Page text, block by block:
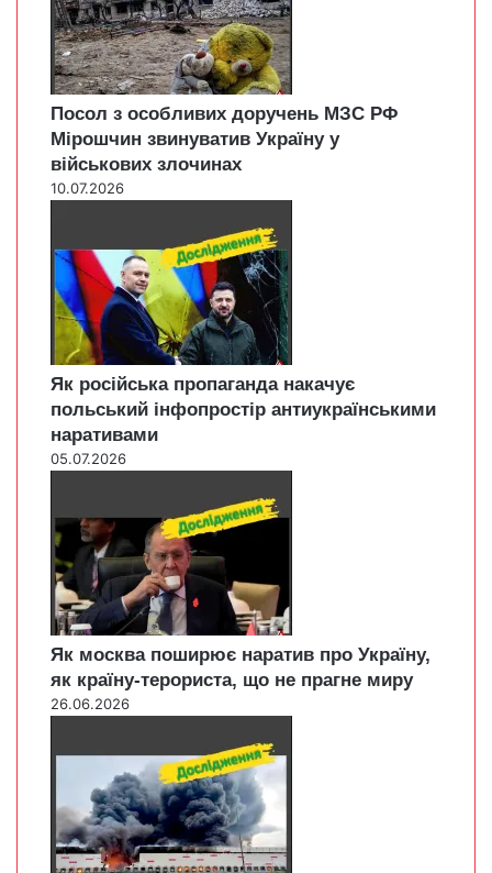
Посол з особливих доручень МЗС РФ
Мірошчин звинуватив Україну у
військових злочинах
10.07.2026
Як російська пропаганда накачує
польський інфопростір антиукраїнськими
наративами
05.07.2026
Як москва поширює наратив про Україну,
як країну-терориста, що не прагне миру
26.06.2026